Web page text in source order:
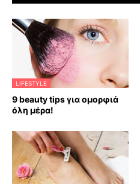
LIFESTYLE
9 beauty tips για ομορφιά
όλη μέρα!